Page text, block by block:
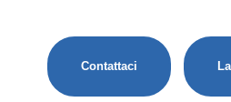
Contattaci